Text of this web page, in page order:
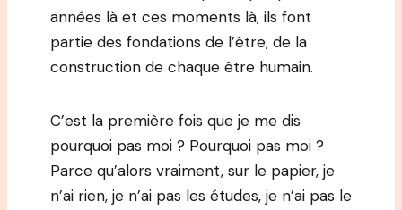
années là et ces moments là, ils font
partie des fondations de l’être, de la
construction de chaque être humain.
C’est la première fois que je me dis
pourquoi pas moi ? Pourquoi pas moi ?
Parce qu’alors vraiment, sur le papier, je
n’ai rien, je n’ai pas les études, je n’ai pas le